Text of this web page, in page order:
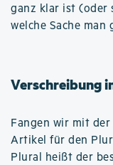
ganz klar ist (oder
welche Sache man
Verschreibung
Fangen wir mit
Artikel für den
Plural heißt der